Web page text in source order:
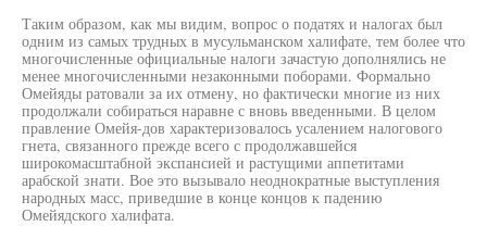
Таким образом, как мы видим, вопрос о податях и налогах был
одним из самых трудных в мусульманском халифате, тем более что
многочисленные официальные налоги зачастую дополнялись не
менее многочисленными незаконными поборами. Формально
Омейяды ратовали за их отмену, но фактически многие из них
продолжали собираться наравне с вновь введенными. В целом
правление Омейя-дов характеризовалось усалением налогового
гнета, связанного прежде всего с продолжавшейся
широкомасштабной экспансией и растущими аппетитами
арабской знати. Вое это вызывало неоднократные выступления
народных масс, приведшие в конце концов к падению
Омейядского халифата.